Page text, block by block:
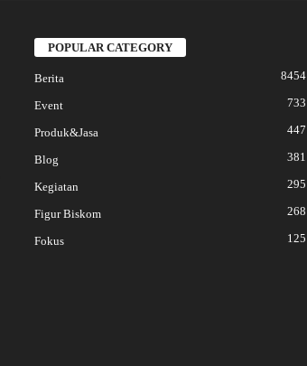
POPULAR CATEGORY
Berita 8454
Event 733
Produk&Jasa 447
Blog 381
Kegiatan 295
Figur Biskom 268
Fokus 125